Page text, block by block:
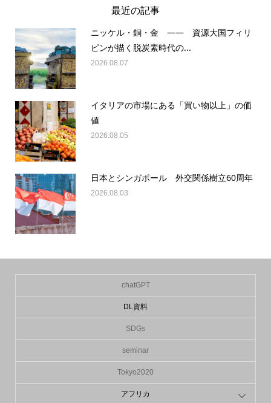
最近の記事
ニッケル・銅・金 —— 資源大国フィリ
ピンが描く脱炭素時代の...
2026.08.07
イタリアの市場にある「買い物以上」の価
値
2026.08.05
日本とシンガポール 外交関係樹立60周年
2026.08.03
chatGPT
DL資料
SDGs
seminar
Tokyo2020
アフリカ